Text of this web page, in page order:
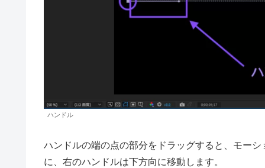
ハンドル
ハンドルの端の点の部分をドラッグすると、モー
に、右のハンドルは下方向に移動します。